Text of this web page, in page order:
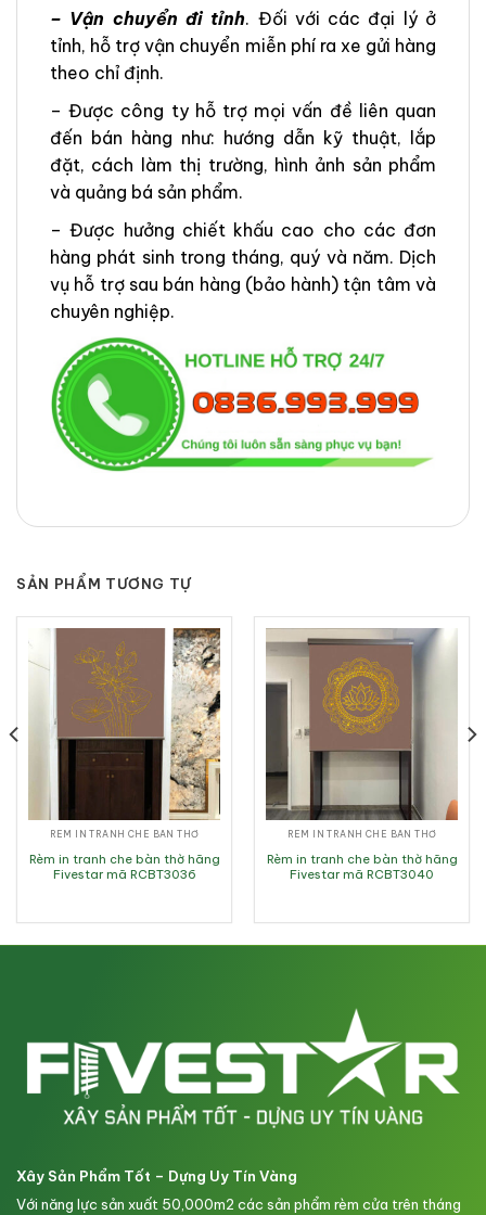
– Vận chuyển đi tỉnh. Đối với các đại lý ở
tỉnh, hỗ trợ vận chuyển miễn phí ra xe gửi hàng
theo chỉ định.
– Được công ty hỗ trợ mọi vấn đề liên quan
đến bán hàng như: hướng dẫn kỹ thuật, lắp
đặt, cách làm thị trường, hình ảnh sản phẩm
và quảng bá sản phẩm.
– Được hưởng chiết khấu cao cho các đơn
hàng phát sinh trong tháng, quý và năm. Dịch
vụ hỗ trợ sau bán hàng (bảo hành) tận tâm và
chuyên nghiệp.
SẢN PHẨM TƯƠNG TỰ
RÈM IN TRANH CHE BÀN THỜ
Rèm in tranh che bàn thờ hãng
Fivestar mã RCBT3036
RÈM IN TRANH CHE BÀN THỜ
Rèm in tranh che bàn thờ hãng
Fivestar mã RCBT3040
Xây Sản Phẩm Tốt – Dựng Uy Tín Vàng
Với năng lực sản xuất 50,000m2 các sản phẩm rèm cửa trên tháng